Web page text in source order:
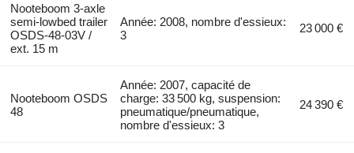
Nooteboom 3-axle
semi-lowbed trailer
OSDS-48-03V /
ext. 15 m
Année: 2008, nombre d'essieux:
3
23 000 €
Nooteboom OSDS
48
Année: 2007, capacité de
charge: 33 500 kg, suspension:
pneumatique/pneumatique,
nombre d'essieux: 3
24 390 €